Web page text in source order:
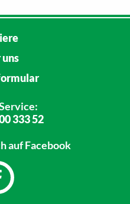
333 52
auf Facebook